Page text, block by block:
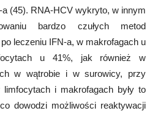
(45). RNA-HCV wykryto, w innym
bardzo czułych metod
leczeniu IFN-a, w makrofagach u
u 41%, jak również w
w wątrobie i w surowicy, przy
i makrofagach były to
dowodzi możliwości reaktywacji